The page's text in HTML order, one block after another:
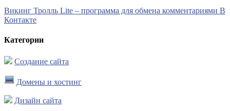
Викинг Тролль Lite – программа для обмена комментариями В
Контакте
Категории
Создание сайта
Домены и хостинг
Дизайн сайта